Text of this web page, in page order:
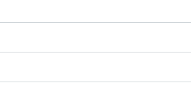
ISRAEL SHEKEL